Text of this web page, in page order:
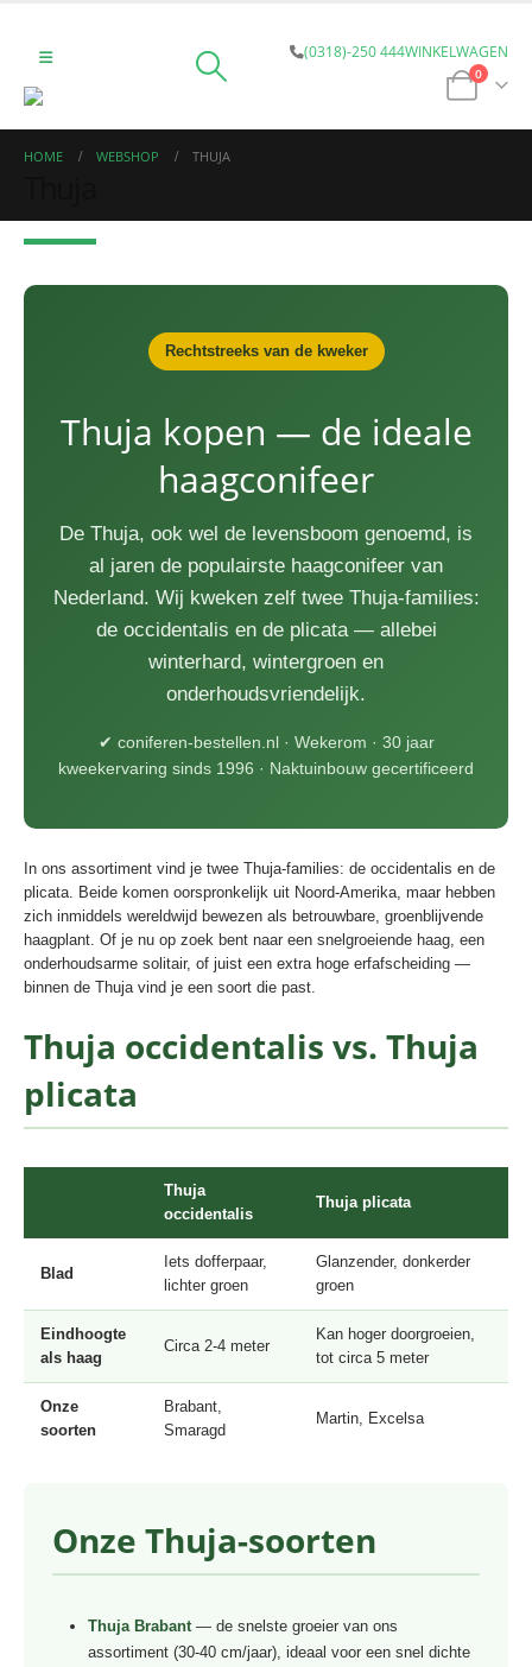
(0318)-250 444WINKELWAGEN
0
HOME WEBSHOP THUJA
Rechtstreeks van de kweker
Thuja kopen — de ideale
haagconifeer
De Thuja, ook wel de levensboom genoemd, is
al jaren de populairste haagconifeer van
Nederland. Wij kweken zelf twee Thuja-families:
de occidentalis en de plicata — allebei
winterhard, wintergroen en
onderhoudsvriendelijk.
✔ coniferen-bestellen.nl · Wekerom · 30 jaar
kweekervaring sinds 1996 · Naktuinbouw gecertificeerd
In ons assortiment vind je twee Thuja-families: de occidentalis en de
plicata. Beide komen oorspronkelijk uit Noord-Amerika, maar hebben
zich inmiddels wereldwijd bewezen als betrouwbare, groenblijvende
haagplant. Of je nu op zoek bent naar een snelgroeiende haag, een
onderhoudsarme solitair, of juist een extra hoge erfafscheiding —
binnen de Thuja vind je een soort die past.
Thuja occidentalis vs. Thuja
plicata
Thuja
occidentalis
Thuja plicata
Blad
Iets dofferpaar,
lichter groen
Glanzender, donkerder
groen
Eindhoogte
als haag
Circa 2-4 meter
Kan hoger doorgroeien,
tot circa 5 meter
Onze
soorten
Brabant,
Smaragd
Martin, Excelsa
Onze Thuja-soorten
Thuja Brabant— de snelste groeier van ons
assortiment (30-40 cm/jaar), ideaal voor een snel dichte